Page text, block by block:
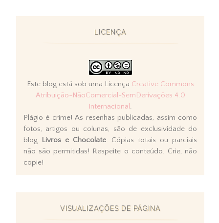
LICENÇA
Este blog está sob uma Licença Creative Commons
Atribuição-NãoComercial-SemDerivações 4.0
Internacional .
Plágio é crime! As resenhas publicadas, assim como
fotos, artigos ou colunas, são de exclusividade do
blog Livros e Chocolate. Cópias totais ou parciais
não são permitidas! Respeite o conteúdo. Crie, não
copie!
VISUALIZAÇÕES DE PÁGINA